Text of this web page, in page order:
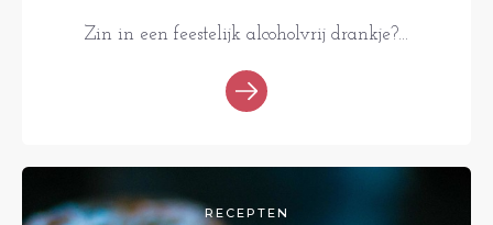
Zin in een feestelijk alcoholvrij drankje?...
RECEPTEN